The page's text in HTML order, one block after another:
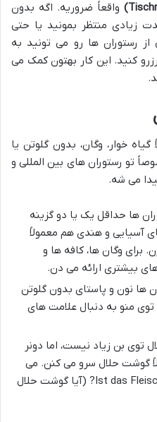
واقعاً ضروریه. اگه بدون
زیادی منتظر بمونید یا حتی
از رستوران ها رو می تونید به
کنید. این کار بهتون کمک می
خوار، وگان، بدون گلوتن یا
تو رستوران های بین المللی و
می شه.
ها حداقل یک یا دو گزینه
آسیایی و هندی هم معمولاً
برای وگان ها، کافه ها و
بیشتری ارائه می دن.
ها نون و پاستای بدون گلوتن
توی منو به دنبال علامت های
توی بن زیاد نیست، اما دونر
گوشت حلال سرو می کنن. می
تونید ازشون بپرسید Ist das Fleisch Halal? (آیا گوشت حلال